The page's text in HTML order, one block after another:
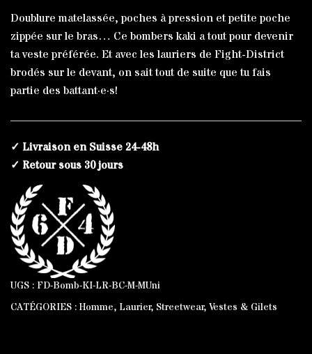
Doublure matelassée, poches à pression et petite poche
zippée sur le bras… Ce bombers kaki a tout pour devenir
ta veste préférée. Et avec les lauriers de Fight-District
brodés sur le devant, on sait tout de suite que tu fais
partie des battant·e·s!
✓ Livraison en Suisse 24-48h
✓ Retour sous 30 jours
UGS : FD-Bomb-KI-LR-BC-M-MUni
CATÉGORIES : Homme, Laurier, Streetwear, Vestes & Gilets